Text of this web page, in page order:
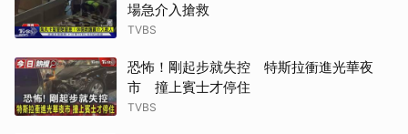
場急介入搶救
TVBS
恐怖！剛起步就失控 特斯拉衝進光華夜
市 撞上賓士才停住
TVBS